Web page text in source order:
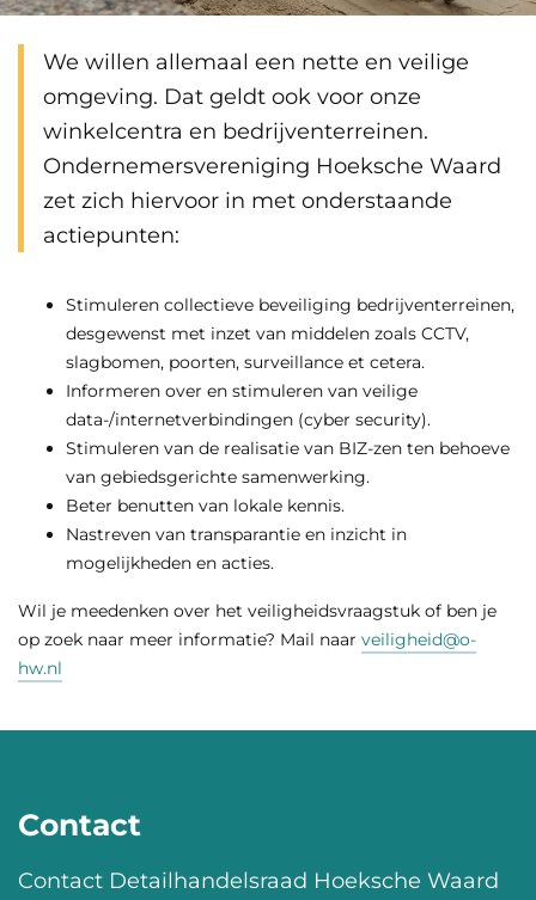
We willen allemaal een nette en veilige
omgeving. Dat geldt ook voor onze
winkelcentra en bedrijventerreinen.
Ondernemersvereniging Hoeksche Waard
zet zich hiervoor in met onderstaande
actiepunten:
Stimuleren collectieve beveiliging bedrijventerreinen,
desgewenst met inzet van middelen zoals CCTV,
slagbomen, poorten, surveillance et cetera.
Informeren over en stimuleren van veilige
data-/internetverbindingen (cyber security).
Stimuleren van de realisatie van BIZ-zen ten behoeve
van gebiedsgerichte samenwerking.
Beter benutten van lokale kennis.
Nastreven van transparantie en inzicht in
mogelijkheden en acties.
Wil je meedenken over het veiligheidsvraagstuk of ben je
op zoek naar meer informatie? Mail naar veiligheid@o-
hw.nl
Contact
Contact Detailhandelsraad Hoeksche Waard